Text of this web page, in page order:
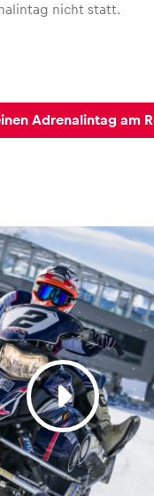
nicht statt.
Adrenalintag am